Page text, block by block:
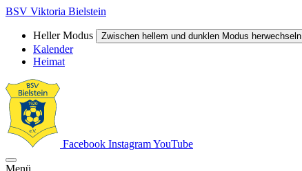
BSV Viktoria Bielstein
Heller Modus Zwischen hellem und dunklen Modus herwechseln
Kalender
Heimat
Facebook InstagramYouTube
Menü